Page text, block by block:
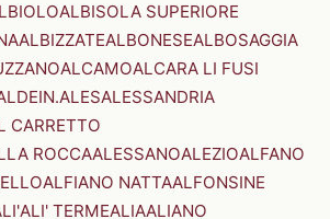
ALBISOLA SUPERIORE
ALBIZZATEALBONESEALBOSAGGIA
ALCAMOALCARA LI FUSI
ALESALESSANDRIA
CARRETTO
ROCCAALESSANOALEZIOALFANO
ALFIANO NATTAALFONSINE
ALI' TERMEALIAALIANO